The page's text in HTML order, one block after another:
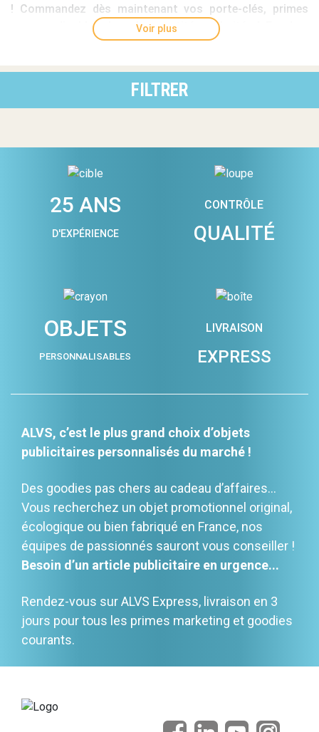
! Commandez dès maintenant vos porte-clés, primes
personnalisables
dans la quantité souhaitée ! En plus,
ces petits objets publicitaires plaisent au plus grand
Voir plus
FILTRER
25 ANS
D'EXPÉRIENCE
CONTRÔLE
QUALITÉ
OBJETS
PERSONNALISABLES
LIVRAISON
EXPRESS
ALVS, c’est le plus grand choix d’objets
publicitaires personnalisés du marché !
Des goodies pas chers au cadeau d’affaires…
Vous recherchez un objet promotionnel original,
écologique ou bien fabriqué en France, nos
équipes de passionnés sauront vous conseiller !
Besoin d’un article publicitaire en urgence...
Rendez-vous sur ALVS Express, livraison en 3
jours pour tous les primes marketing et goodies
courants.